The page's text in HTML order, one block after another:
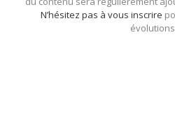
N’hésitez pas à vous inscrire